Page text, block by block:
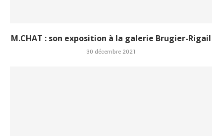
M.CHAT : son exposition à la galerie Brugier-Rigail
30 décembre 2021